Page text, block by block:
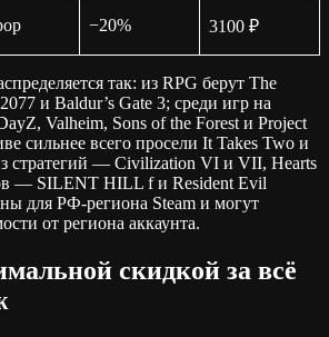
−20% 3100 ₽
так: из RPG берут The
и Baldur’s Gate 3; среди игр на
Valheim, Sons of the Forest и Project
сильнее всего просели It Takes Two и
стратегий — Civilization VI и VII, Hearts
— SILENT HILL f и Resident Evil
для РФ-региона Steam и могут
от региона аккаунта.
скидкой за всё